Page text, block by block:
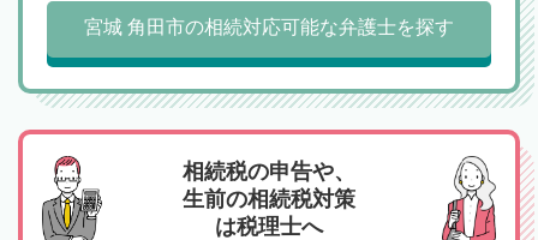
宮城 角田市の相続対応可能な弁護士を探す
相続税の申告や、
生前の相続税対策
は税理士へ